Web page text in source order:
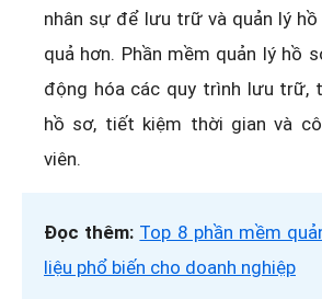
nhân sự để lưu trữ và quản lý
quả hơn. Phần mềm quản lý hồ
động hóa các quy trình lưu trữ,
hồ sơ, tiết kiệm thời gian và
viên.
Đọc thêm: Top 8 phần mềm
liệu phổ biến cho doanh nghiệp